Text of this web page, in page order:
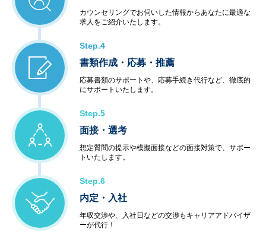
カウンセリングでお伺いした情報からあなたに最適な
求人をご紹介いたします。
Step.4
書類作成・応募・推薦
応募書類のサポートや、応募手続き代行など、徹底的
にサポートいたします。
Step.5
面接・選考
想定質問の提示や模擬面接などの面接対策で、サポー
トいたします。
Step.6
内定・入社
年収交渉や、入社日などの交渉もキャリアアドバイザ
ーが代行！